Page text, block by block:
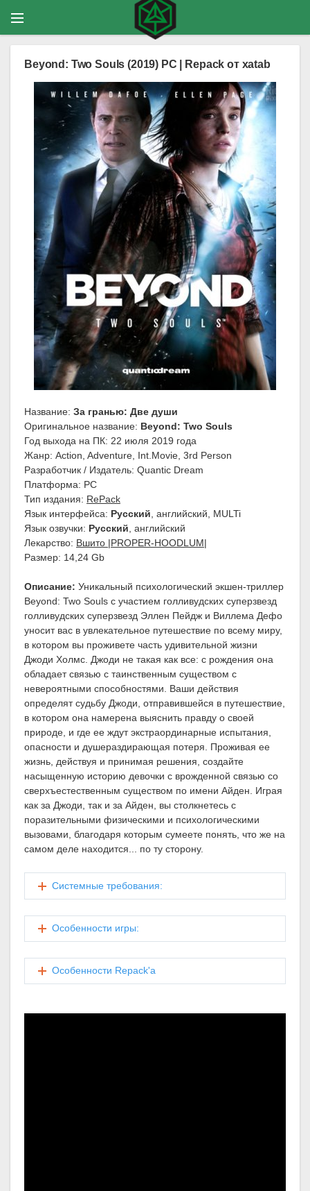
Beyond: Two Souls (2019) PC | Repack от xatab
Название: За гранью: Две души
Оригинальное название: Beyond: Two Souls
Год выхода на ПК: 22 июля 2019 года
Жанр: Action, Adventure, Int.Movie, 3rd Person
Разработчик / Издатель: Quantic Dream
Платформа: PC
Тип издания: RePack
Язык интерфейса: Русский, английский, MULTi
Язык озвучки: Русский, английский
Лекарство: Вшито |PROPER-HOODLUM|
Размер: 14,24 Gb
Описание: Уникальный психологический экшен-триллер
Beyond: Two Souls с участием голливудских суперзвезд
голливудских суперзвезд Эллен Пейдж и Виллема Дефо
уносит вас в увлекательное путешествие по всему миру,
в котором вы проживете часть удивительной жизни
Джоди Холмс. Джоди не такая как все: с рождения она
обладает связью с таинственным существом с
невероятными способностями. Ваши действия
определят судьбу Джоди, отправившейся в путешествие,
в котором она намерена выяснить правду о своей
природе, и где ее ждут экстраординарные испытания,
опасности и душераздирающая потеря. Проживая ее
жизнь, действуя и принимая решения, создайте
насыщенную историю девочки с врожденной связью со
сверхъестественным существом по имени Айден. Играя
как за Джоди, так и за Айден, вы столкнетесь с
поразительными физическими и психологическими
вызовами, благодаря которым сумеете понять, что же на
самом деле находится... по ту сторону.
Системные требования:
Особенности игры:
Особенности Repack'a